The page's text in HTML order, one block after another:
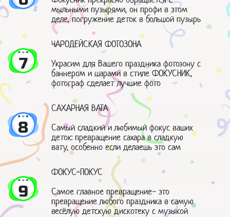
мыльными пузырями, он профи в этом
деле, погружение деток в большой пузырь
7
ЧАРОДЕЙСКАЯ ФОТОЗОНА
Украсим для Вашего праздника фотозону с
баннером и шарами в стиле ФОКУСНИК,
фотограф сделает лучшие фото
8
САХАРНАЯ ВАТА
Самый сладкий и любимый фокус ваших
деток: превращение сахара в сладкую
вату, особенно если делаешь это сам
9
ФОКУС-ПОКУС
Самое главное превращение- это
превращение любого праздника в самую
весёлую детскую дискотеку с музыкой